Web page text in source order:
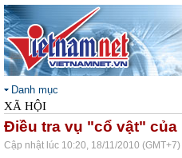
Danh mục
XÃ HỘI
Điều tra vụ "cổ vật"
Cập nhật lúc 10:20, 18/11/2010 (GMT+7)